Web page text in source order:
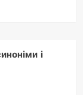
і